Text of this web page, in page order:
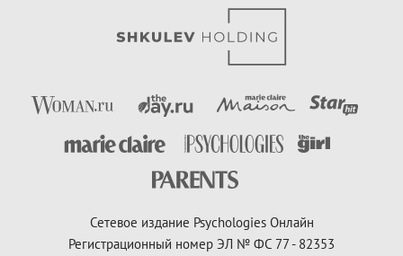
Сетевое издание Psychologies Онлайн
Регистрационный номер ЭЛ № ФС 77 - 82353